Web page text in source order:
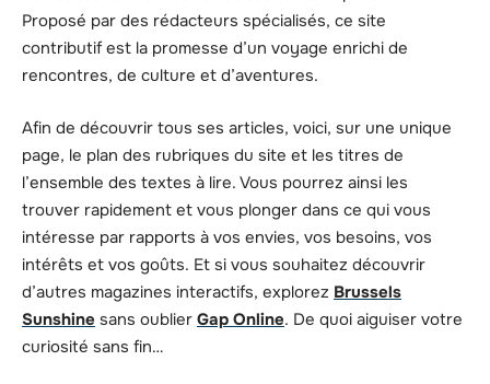
Proposé par des rédacteurs spécialisés, ce site
contributif est la promesse d’un voyage enrichi de
rencontres, de culture et d’aventures.
Afin de découvrir tous ses articles, voici, sur une unique
page, le plan des rubriques du site et les titres de
l’ensemble des textes à lire. Vous pourrez ainsi les
trouver rapidement et vous plonger dans ce qui vous
intéresse par rapports à vos envies, vos besoins, vos
intérêts et vos goûts. Et si vous souhaitez découvrir
d’autres magazines interactifs, explorez Brussels
Sunshine sans oublier Gap Online. De quoi aiguiser votre
curiosité sans fin…